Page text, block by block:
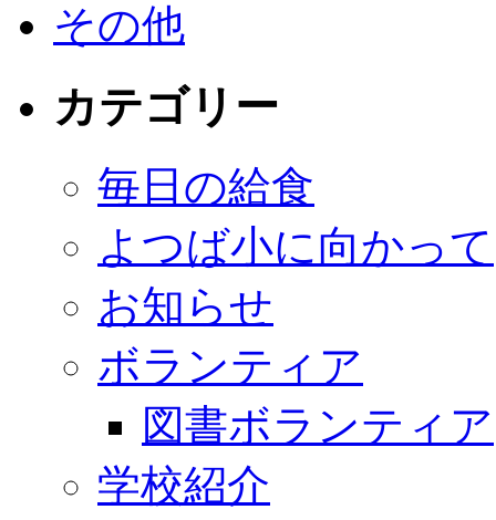
その他
カテゴリー
毎日の給食
よつば小に向かって
お知らせ
ボランティア
図書ボランティア
学校紹介